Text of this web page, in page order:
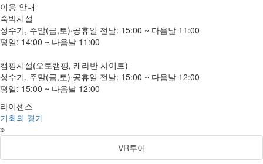
이용 안내
숙박시설
성수기, 주말(금,토)·공휴일 전날: 15:00 ~ 다음날 11:00
평일: 14:00 ~ 다음날 11:00
캠핑시설(오토캠핑, 캐라반 사이트)
성수기, 주말(금,토)·공휴일 전날: 15:00 ~ 다음날 12:00
평일: 15:00 ~ 다음날 12:00
라이센스
기회의 경기
VR투어